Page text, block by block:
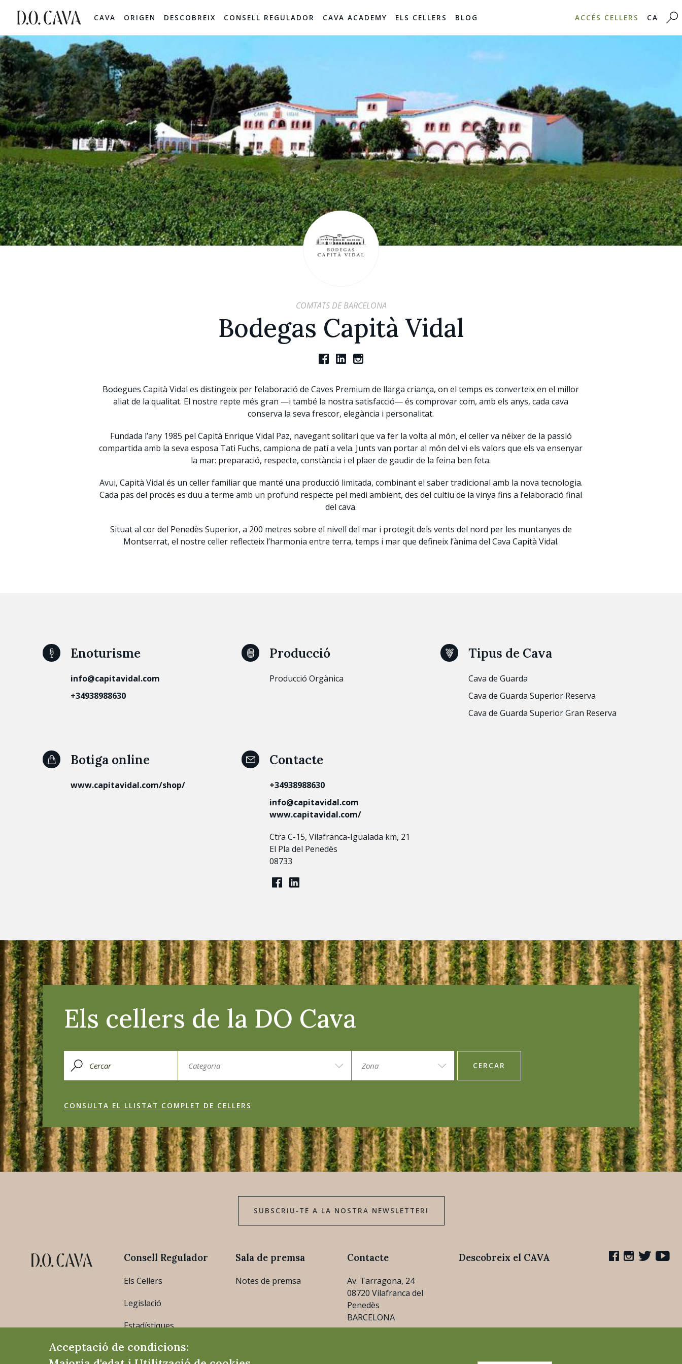
CAVA ORIGEN DESCOBREIX CONSELL REGULADOR CAVA ACADEMY ELS CELLERS BLOG ACCÉS CELLERS CA
COMTATS DE BARCELONA
Bodegas Capità Vidal
Bodegues Capità Vidal es distingeix per l’elaboració de Caves Premium de llarga criança, on el temps es converteix en el millor
aliat de la qualitat. El nostre repte més gran —i també la nostra satisfacció— és comprovar com, amb els anys, cada cava
conserva la seva frescor, elegància i personalitat.
Fundada l’any 1985 pel Capità Enrique Vidal Paz, navegant solitari que va fer la volta al món, el celler va néixer de la passió
compartida amb la seva esposa Tati Fuchs, campiona de patí a vela. Junts van portar al món del vi els valors que els va ensenyar
la mar: preparació, respecte, constància i el plaer de gaudir de la feina ben feta.
Avui, Capità Vidal és un celler familiar que manté una producció limitada, combinant el saber tradicional amb la nova tecnologia.
Cada pas del procés es duu a terme amb un profund respecte pel medi ambient, des del cultiu de la vinya fins a l’elaboració final
del cava.
Situat al cor del Penedès Superior, a 200 metres sobre el nivell del mar i protegit dels vents del nord per les muntanyes de
Montserrat, el nostre celler reflecteix l’harmonia entre terra, temps i mar que defineix l’ànima del Cava Capità Vidal.
Enoturisme
info@capitavidal.com
+34938988630
Producció
Producció Orgànica
Tipus de Cava
Cava de Guarda
Cava de Guarda Superior Reserva
Cava de Guarda Superior Gran Reserva
Botiga online
www.capitavidal.com/shop/
Contacte
+34938988630
info@capitavidal.com
www.capitavidal.com/
Ctra C-15, Vilafranca-Igualada km, 21
El Pla del Penedès
08733
Els cellers de la DO Cava
CERCAR
CONSULTA EL LLISTAT COMPLET DE CELLERS
SUBSCRIU-TE A LA NOSTRA NEWSLETTER!
Consell Regulador
Els Cellers
Legislació
Estadístiques
Sala de premsa
Notes de premsa
Contacte
Av. Tarragona, 24
08720 Vilafranca del
Penedès
BARCELONA
Descobreix el CAVA
Acceptació de condicions: